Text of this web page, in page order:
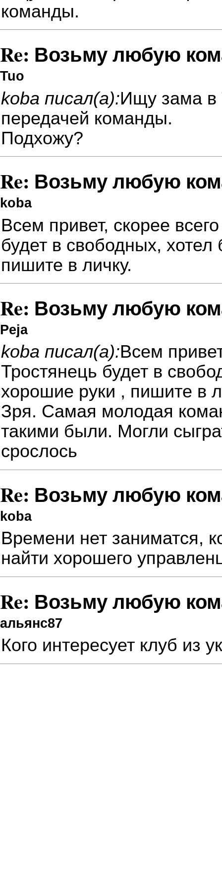
команды.
Re: Возьму любую
Tuo
koba писал(а):Ищу зама в
передачей команды.
Подхожу?
Re: Возьму любую
koba
Всем привет, скорее
будет в свободных,
пишите в личку.
Re: Возьму любую
Peja
koba писал(а):Всем
Тростянець будет в
хорошие руки , пишите в
Зря. Самая молодая
такими были. Могли
срослось
Re: Возьму любую
koba
Времени нет заниматся,
найти хорошего
Re: Возьму любую
альянс87
Кого интересует клуб из